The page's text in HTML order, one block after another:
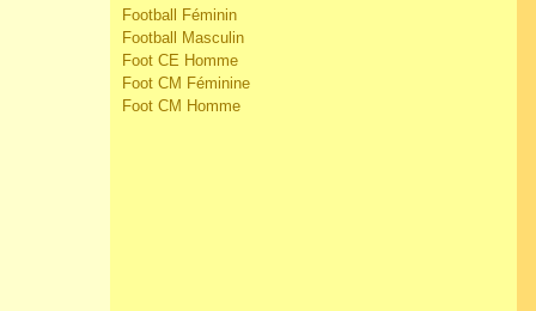
Football Féminin
Football Masculin
Foot CE Homme
Foot CM Féminine
Foot CM Homme